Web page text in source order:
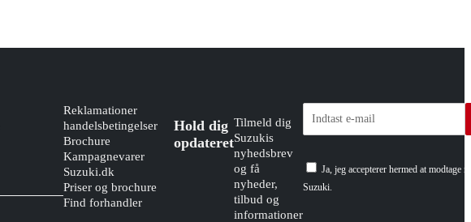
Reklamationer
handelsbetingelser
Brochure
Kampagnevarer
Suzuki.dk
Priser og brochure
Find forhandler
Hold dig
opdateret
Tilmeld dig
Suzukis
nyhedsbrev
og få
nyheder,
tilbud og
informationer
Ja, jeg accepterer hermed at modtage
Suzuki.